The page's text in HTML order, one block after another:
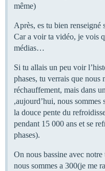
même)
Après, es tu bien renseigné
Car a voir ta vidéo, je vois
médias…
Si tu allais un peu voir
phases, tu verrais que nous
réchauffement, mais dans
,aujourd’hui, nous sommes
la douce pente du
pendant 15 000 ans et se
phases).
On nous bassine avec
nous sommes a 300(je me